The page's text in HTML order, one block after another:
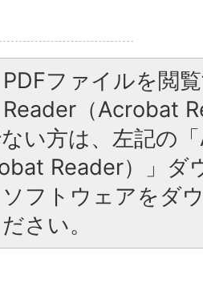
PDFファイルを閲
Reader（Acrobat
い方は、左記の
Reader）」ダ
フトウェアをダ
さい。